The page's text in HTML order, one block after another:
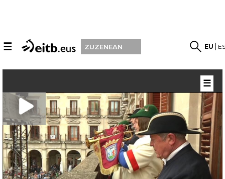
☰ ZUZENEAN EU
☰